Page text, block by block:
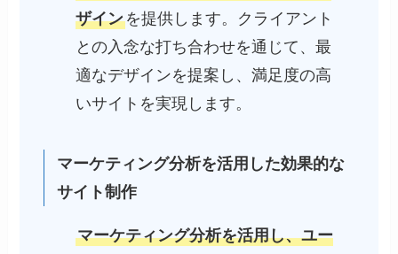
ザインを提供します。クライアント
との入念な打ち合わせを通じて、最
適なデザインを提案し、満足度の高
いサイトを実現します。
マーケティング分析を活用した効果的な
サイト制作
マーケティング分析を活用し、ユー